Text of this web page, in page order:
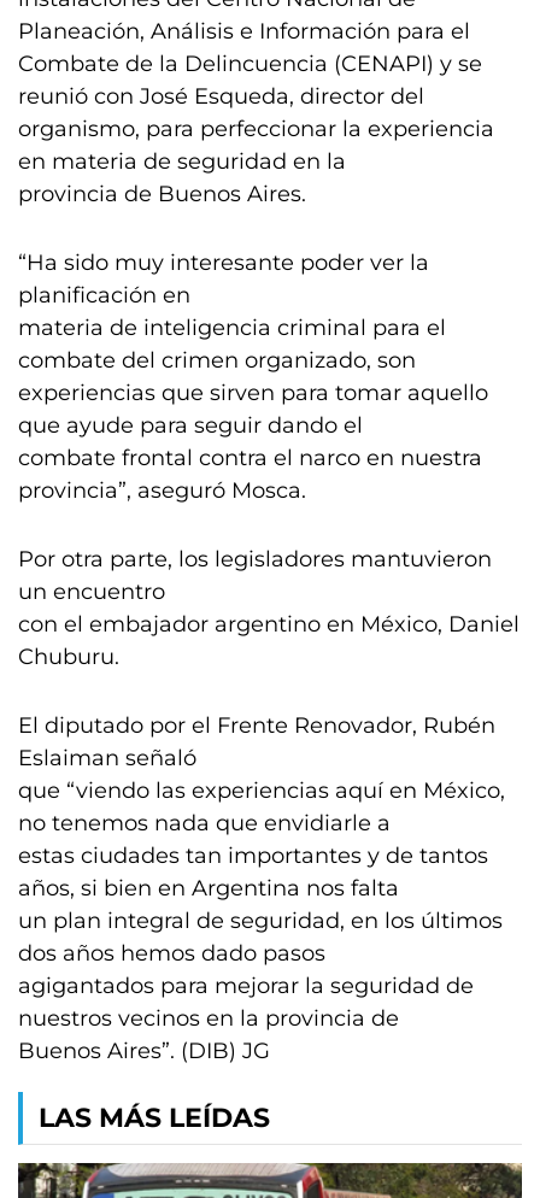
Planeación, Análisis e Información para el
Combate de la Delincuencia (CENAPI) y se
reunió con José Esqueda, director del
organismo, para perfeccionar la experiencia
en materia de seguridad en la
provincia de Buenos Aires.
“Ha sido muy interesante poder ver la
planificación en
materia de inteligencia criminal para el
combate del crimen organizado, son
experiencias que sirven para tomar aquello
que ayude para seguir dando el
combate frontal contra el narco en nuestra
provincia”, aseguró Mosca.
Por otra parte, los legisladores mantuvieron
un encuentro
con el embajador argentino en México, Daniel
Chuburu.
El diputado por el Frente Renovador, Rubén
Eslaiman señaló
que “viendo las experiencias aquí en México,
no tenemos nada que envidiarle a
estas ciudades tan importantes y de tantos
años, si bien en Argentina nos falta
un plan integral de seguridad, en los últimos
dos años hemos dado pasos
agigantados para mejorar la seguridad de
nuestros vecinos en la provincia de
Buenos Aires”. (DIB) JG
LAS MÁS LEÍDAS